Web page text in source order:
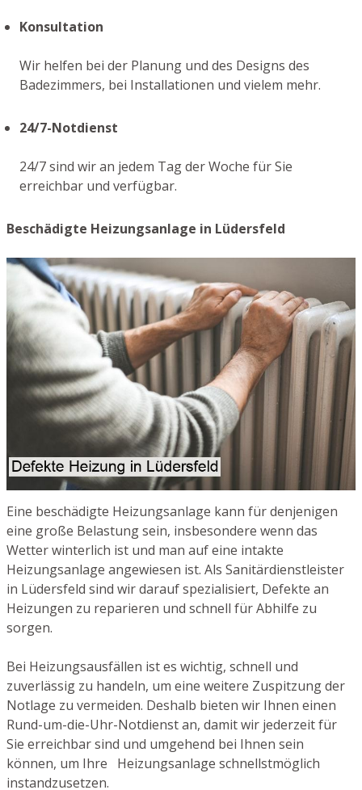
Konsultation
Wir helfen bei der Planung und des Designs des
Badezimmers, bei Installationen und vielem mehr.
24/7-Notdienst
24/7 sind wir an jedem Tag der Woche für Sie
erreichbar und verfügbar.
Beschädigte Heizungsanlage in Lüdersfeld
Eine beschädigte Heizungsanlage kann für denjenigen
eine große Belastung sein, insbesondere wenn das
Wetter winterlich ist und man auf eine intakte
Heizungsanlage angewiesen ist. Als Sanitärdienstleister
in Lüdersfeld sind wir darauf spezialisiert, Defekte an
Heizungen zu reparieren und schnell für Abhilfe zu
sorgen.
Bei Heizungsausfällen ist es wichtig, schnell und
zuverlässig zu handeln, um eine weitere Zuspitzung der
Notlage zu vermeiden. Deshalb bieten wir Ihnen einen
Rund-um-die-Uhr-Notdienst an, damit wir jederzeit für
Sie erreichbar sind und umgehend bei Ihnen sein
können, um Ihre Heizungsanlage schnellstmöglich
instandzusetzen.